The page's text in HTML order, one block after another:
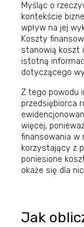
Myśląc o
kontekście
wpływ na jej
Koszty
stanowią koszt
istotną
dotyczącego
Z tego powodu
przedsiębiorca
więcej,
finansowania w
korzystający z
poniesione
okaże się dla
Jak